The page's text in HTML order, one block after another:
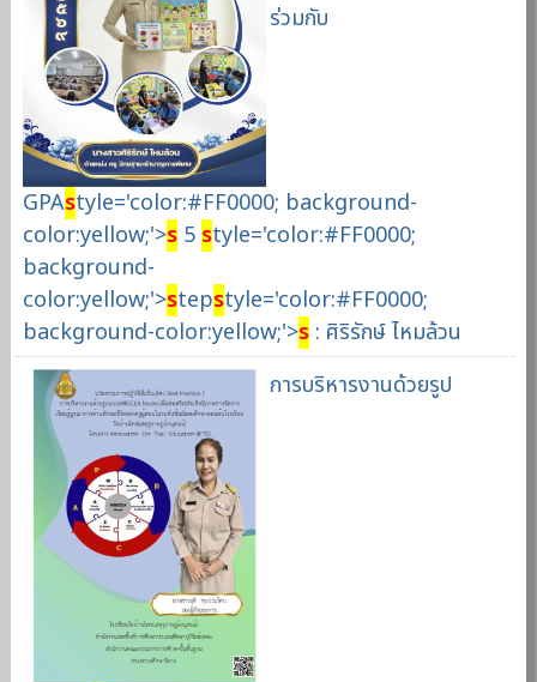
ร่วมกับ
GPAstyle='color:#FF0000; background-
color:yellow;'>s 5 style='color:#FF0000;
background-
color:yellow;'>stepstyle='color:#FF0000;
background-color:yellow;'>s : ศิริรักษ์ ไหมล้วน
การบริหารงานด้วยรูป